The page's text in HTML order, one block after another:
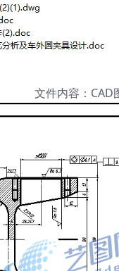
文件内容：CAD